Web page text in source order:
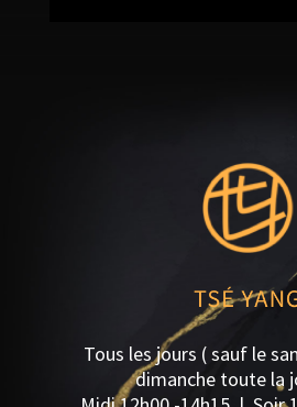
Tous les jours ( sauf le
dimanche toute la